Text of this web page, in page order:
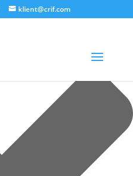
klient@crif.com